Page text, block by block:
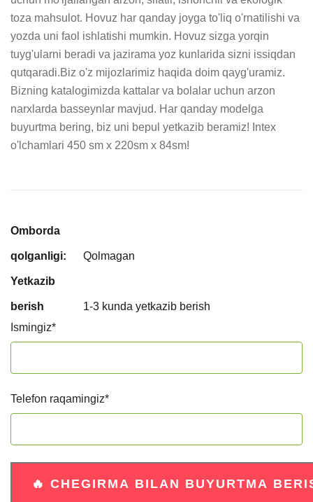
toza mahsulot. Hovuz har qanday joyga to'liq o'rnatilishi va
yozda uni faol ishlatishi mumkin. Hovuz sizga yorqin
tuyg'ularni beradi va jazirama yoz kunlarida sizni issiqdan
qutqaradi.Biz o'z mijozlarimiz haqida doim qayg'uramiz.
Bizning katalogimizda kattalar va bolalar uchun arzon
narxlarda basseynlar mavjud. Har qanday modelga
buyurtma bering, biz uni bepul yetkazib beramiz! Intex
o'lchamlari 450 sm x 220sm x 84sm!
Omborda
qolganligi: Qolmagan
Yetkazib
berish
1-3 kunda yetkazib berish
Ismingiz*
Telefon raqamingiz*